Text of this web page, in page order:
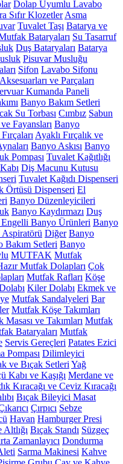
Dolap Uyumlu Lavabo
Sıfır Klozetler Asma
Tuvalet Taşı Batarya ve
Bataryaları Su Tasarruf
Duş Bataryaları Batarya
Pisuvar Musluğu
Sifon Lavabo Sifonu
ve Parçaları
Kumanda Paneli
Banyo Bakım Setleri
Su Torbası Cımbız Sabun
Fayansları Banyo
Ayaklı Fırçalık ve
Banyo Askısı Banyo
Pompası Tuvalet Kağıtlığı
Diş Macunu Kutusu
Tuvalet Kağıdı Dispenseri
Örtüsü Dispenseri El
Banyo Düzenleyicileri
Banyo Kaydırmazı Duş
Engelli Banyo Ürünleri Banyo
Diğer Banyo
Bakım Setleri Banyo
MUTFAK Mutfak
Mutfak Dolapları Çok
Mutfak Rafları Köşe
Kiler Dolabı Ekmek ve
Mutfak Sandalyeleri Bar
Mutfak Köşe Takımları
Masası ve Takımları Mutfak
Bataryaları Mutfak
Servis Gereçleri Patates Ezici
Pompası Dilimleyici
ve Bıçak Setleri Yağ
Kabı ve Kaşığı Merdane ve
Kıracağı ve Ceviz Kıracağı
Bıçak Bileyici Masat
Çırpıcı Sebze
Havan Hamburger Presi
Altlığı Bıçak Standı Süzgeç
Zamanlayıcı Dondurma
Sarma Makinesi Kahve